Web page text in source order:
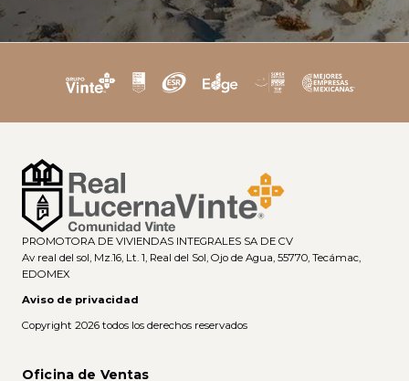
PROMOTORA DE VIVIENDAS INTEGRALES SA DE CV
Av real del sol, Mz.16, Lt. 1, Real del Sol, Ojo de Agua, 55770, Tecámac,
EDOMEX
Aviso de privacidad
Copyright 2026 todos los derechos reservados
Oficina de Ventas